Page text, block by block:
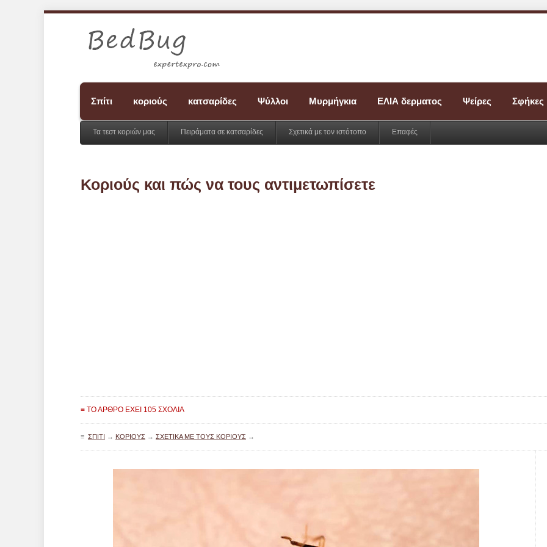
Σπίτι κοριούς κατσαρίδες Ψύλλοι Μυρμήγκια ΕΛΙΑ δερματος Ψείρες Σφήκες
Τα τεστ κοριών μας Πειράματα σε κατσαρίδες Σχετικά με τον ιστότοπο Επαφές
Κοριούς και πώς να τους αντιμετωπίσετε
≡ ΤΟ ΆΡΘΡΟ ΈΧΕΙ 105 ΣΧΌΛΙΑ
≡ ΣΠΊΤΙ → ΚΟΡΙΟΎΣ → ΣΧΕΤΙΚΆ ΜΕ ΤΟΥΣ ΚΟΡΙΟΎΣ →